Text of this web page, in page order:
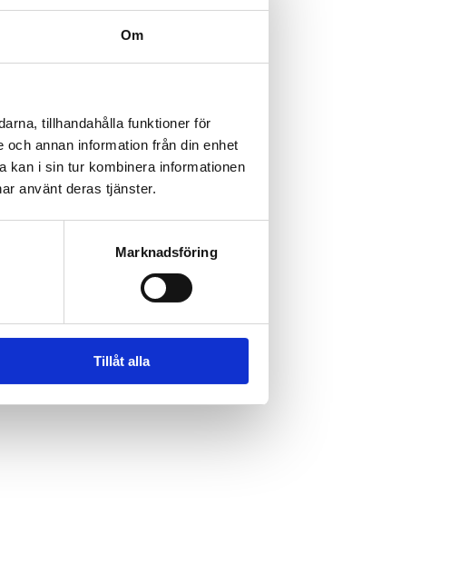
Om
tillhandahålla funktioner för
annan information från din enhet
kan i sin tur kombinera informationen
använt deras tjänster.
Marknadsföring
Tillåt alla